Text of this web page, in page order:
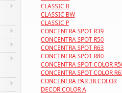
CLASSIC B
CLASSIC BW
CLASSIC P
CONCENTRA SPOT R39
CONCENTRA SPOT R50
CONCENTRA SPOT R63
CONCENTRA SPOT R80
CONCENTRA SPOT COLOR
CONCENTRA SPOT COLOR
CONCENTRA PAR 38 COLOR
DECOR COLOR A